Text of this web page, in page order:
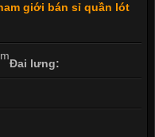
giới bán sỉ quần lót
Đai lưng: